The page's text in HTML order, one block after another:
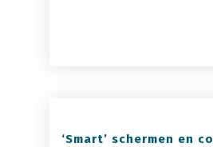
‘Smart’ schermen en